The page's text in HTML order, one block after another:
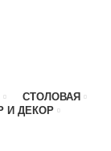
СТОЛОВАЯ
И ДЕКОР